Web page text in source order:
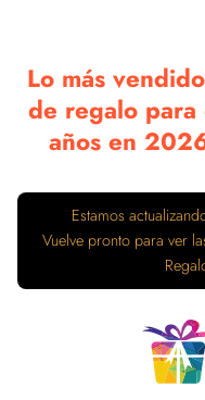
Lo más
de regalo para
años en
Estamos
Vuelve pronto para ver